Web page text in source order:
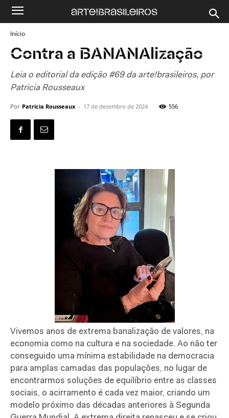
Início
Contra a BANANAlização
Leia o editorial da edição #69 da arte!brasileiros, por
Patricia Rousseaux
Por Patricia Rousseaux - 17 de dezembro de 2024 556
Vivemos anos de extrema banalização de valores, na
economia como na cultura e na sociedade. Ao não ter
conseguido uma mínima estabilidade na democracia
para amplas camadas das populações, no lugar de
encontrarmos soluções de equilíbrio entre as classes
sociais, o acirramento é cada vez maior, criando um
modelo próximo das décadas anteriores à Segunda